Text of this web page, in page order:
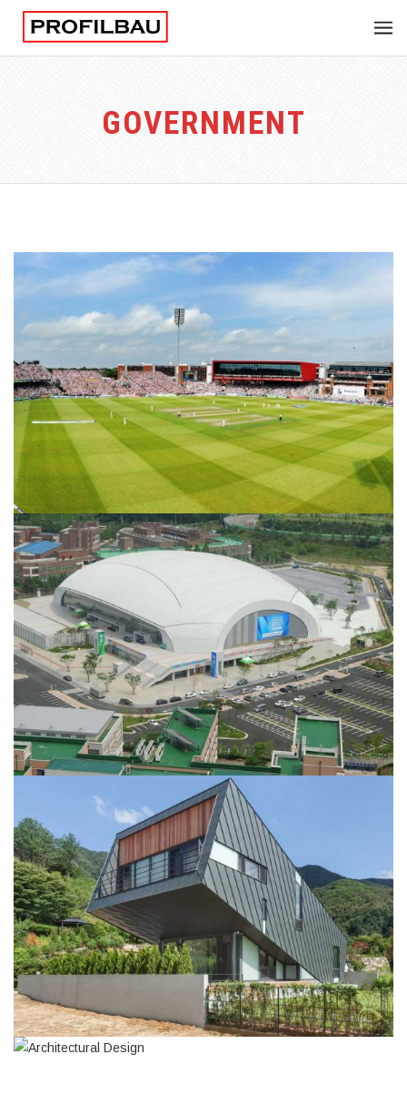
GOVERNMENT
SPORTS GROUND
Integer tincidunt. Cras dapibus. eleifend ac, enim.
Aliquam...
RESEARCH CENTER
Integer tincidunt. Cras dapibus. eleifend ac, enim.
Aliquam...
GREEN HOUSE
Integer tincidunt. Cras dapibus. eleifend ac, enim.
ARCHITECTURAL DESIGN
Integer tincidunt. Cras dapibus. eleifend ac, enim.